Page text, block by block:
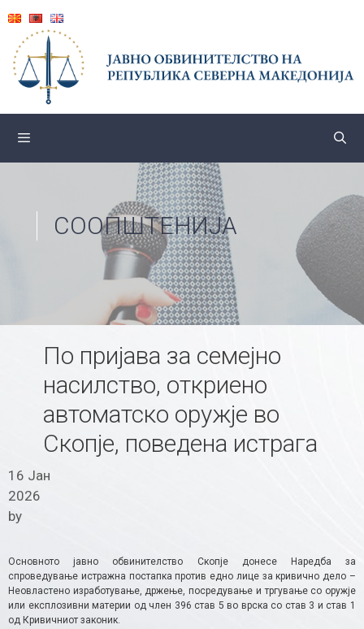
content
СООПШТЕНИЈА
По пријава за семејно
насилство, откриено
автоматско оружје во
Скопје, поведена истрага
16 Јан
2026
by
Основното јавно обвинителство Скопје донесе Наредба за
спроведување истражна постапка против едно лице за кривично дело –
Неовластено изработување, држење, посредување и тргување со оружје
или експлозивни материи од член 396 став 5 во врска со став 3 и став 1
од Кривичниот законик.